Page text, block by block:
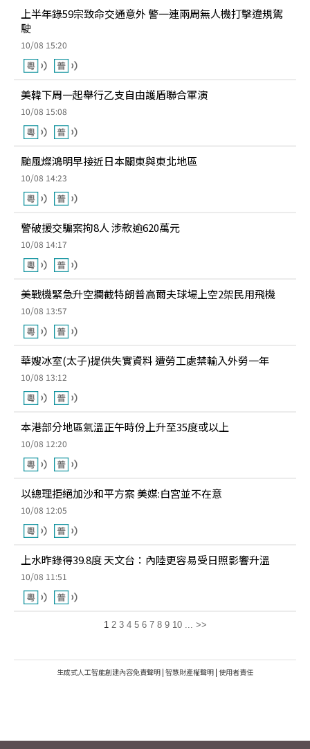
上半年錄59宗致命交通意外 警一連兩周無人機打擊違規駕
駛
10/08 15:20
美韓下周一起舉行乙支自由護盾聯合軍演
10/08 15:08
颱風燦鴻明早接近日本關東與東北地區
10/08 14:23
警破援交騙案拘8人 涉款逾620萬元
10/08 14:17
美戰機緊急升空攔截特朗普高爾夫球場上空2架民用飛機
10/08 13:57
華嫂冰室(太子)提供失實資料 遭勞工處禁輸入外勞一年
10/08 13:12
本港部分地區氣溫正午時份上升至35度或以上
10/08 12:20
以總理拒絕加沙和平方案 美媒:白宮並不在意
10/08 12:05
上水昨錄得39.8度 天文台：內陸更容易受日照影響升溫
10/08 11:51
1 2 3 4 5 6 7 8 9 10 ... >>
生成式人工智能創建內容免責聲明 | 智慧財產權聲明 | 使用者責任